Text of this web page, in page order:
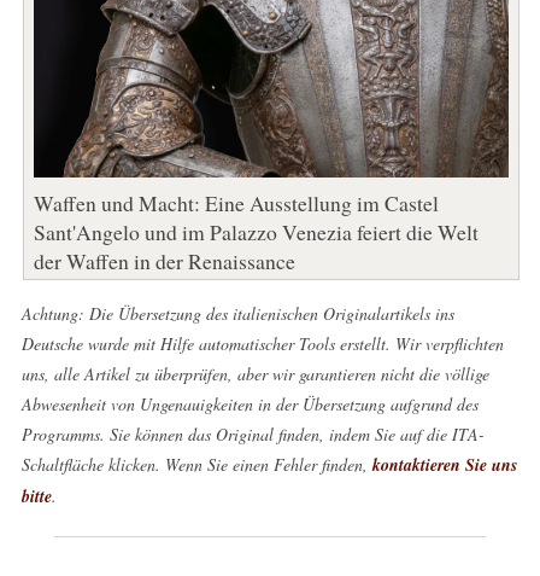
Waffen und Macht: Eine Ausstellung im Castel
Sant'Angelo und im Palazzo Venezia feiert die Welt
der Waffen in der Renaissance
Achtung: Die Übersetzung des italienischen Originalartikels ins
Deutsche wurde mit Hilfe automatischer Tools erstellt. Wir verpflichten
uns, alle Artikel zu überprüfen, aber wir garantieren nicht die völlige
Abwesenheit von Ungenauigkeiten in der Übersetzung aufgrund des
Programms. Sie können das Original finden, indem Sie auf die ITA-
Schaltfläche klicken. Wenn Sie einen Fehler finden, kontaktieren Sie uns
bitte.